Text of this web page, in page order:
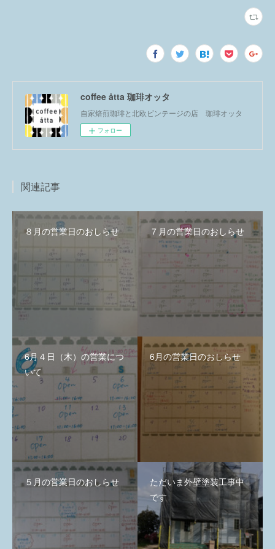
coffee åtta 珈琲オッタ
自家焙煎珈琲と北欧ビンテージの店 珈琲オッタ
フォロー
関連記事
８月の営業日のおしらせ ７月の営業日のおしらせ
6月４日（木）の営業につ
いて
6月の営業日のおしらせ
５月の営業日のおしらせ
ただいま外壁塗装工事中
です